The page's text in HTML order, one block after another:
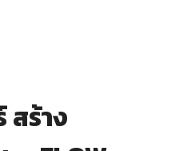
สร้าง